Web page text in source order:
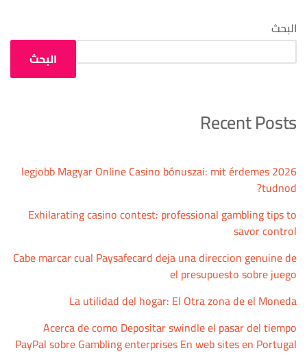
البحث
البحث
Recent Posts
2026 legjobb Magyar Online Casino bónuszai: mit érdemes
tudnod?
Exhilarating casino contest: professional gambling tips to
savor control
Cabe marcar cual Paysafecard deja una direccion genuine de
el presupuesto sobre juego
La utilidad del hogar: El Otra zona de el Moneda
Acerca de como Depositar swindle el pasar del tiempo
PayPal sobre Gambling enterprises En web sites en Portugal